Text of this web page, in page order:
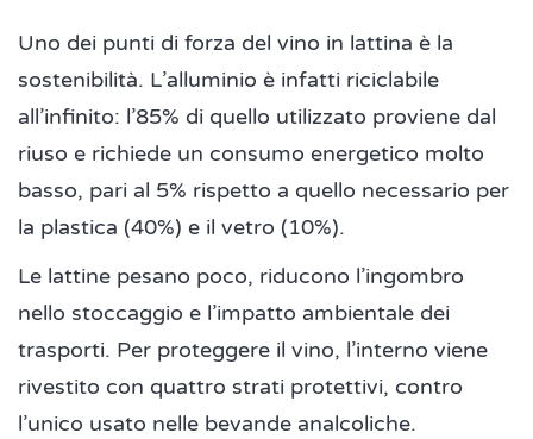
Uno dei punti di forza del vino in lattina è la
sostenibilità. L’alluminio è infatti riciclabile
all’infinito: l’85% di quello utilizzato proviene dal
riuso e richiede un consumo energetico molto
basso, pari al 5% rispetto a quello necessario per
la plastica (40%) e il vetro (10%).
Le lattine pesano poco, riducono l’ingombro
nello stoccaggio e l’impatto ambientale dei
trasporti. Per proteggere il vino, l’interno viene
rivestito con quattro strati protettivi, contro
l’unico usato nelle bevande analcoliche.